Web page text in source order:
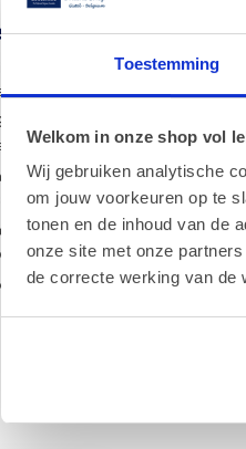
Toestemming
Welkom in onze shop vol
Wij gebruiken analytische
om jouw voorkeuren op te
tonen en de inhoud van de
onze site met onze
de correcte werking van de
vragen over
Leonidas Gianduja?
melkchocolade en
bonbons?
glimmende, goudkleurige
Gianduja vandaan?
commedia dell'arte en verwijst
in de Leonidas Gianduja?
amandelen, melk en soja.
Gianduja te bewaren?
droge plaats tussen 15 en